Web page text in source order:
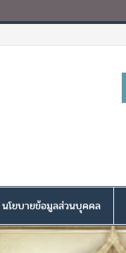
นโยบายข้อมูลส่วนบุคคล